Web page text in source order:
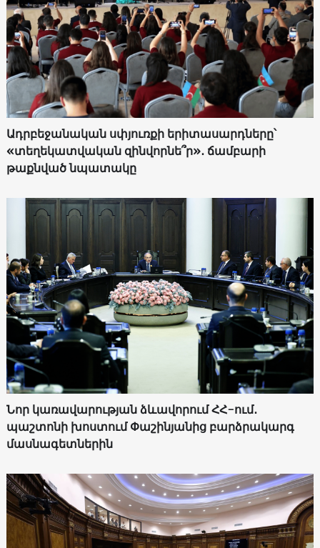
Ադրբեջանական սփյուռքի երիտասարդները՝
«տեղեկատվական զինվորնե՞ր»․ ճամբարի
թաքնված նպատակը
Նոր կառավարության ձևավորում ՀՀ-ում․
պաշտոնի խոստում Փաշինյանից բարձրակարգ
մասնագետներին